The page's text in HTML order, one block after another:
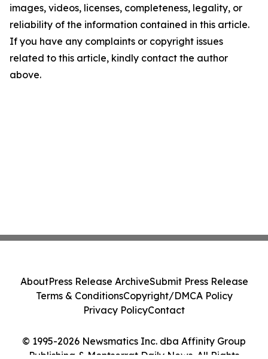
images, videos, licenses, completeness, legality, or
reliability of the information contained in this article.
If you have any complaints or copyright issues
related to this article, kindly contact the author
above.
© 1995-2026 Newsmatics Inc. dba Affinity Group
Publishing & Montserrat Daily News. All Rights
AboutPress Release ArchiveSubmit Press Release
Terms & ConditionsCopyright/DMCA Policy
Privacy PolicyContact